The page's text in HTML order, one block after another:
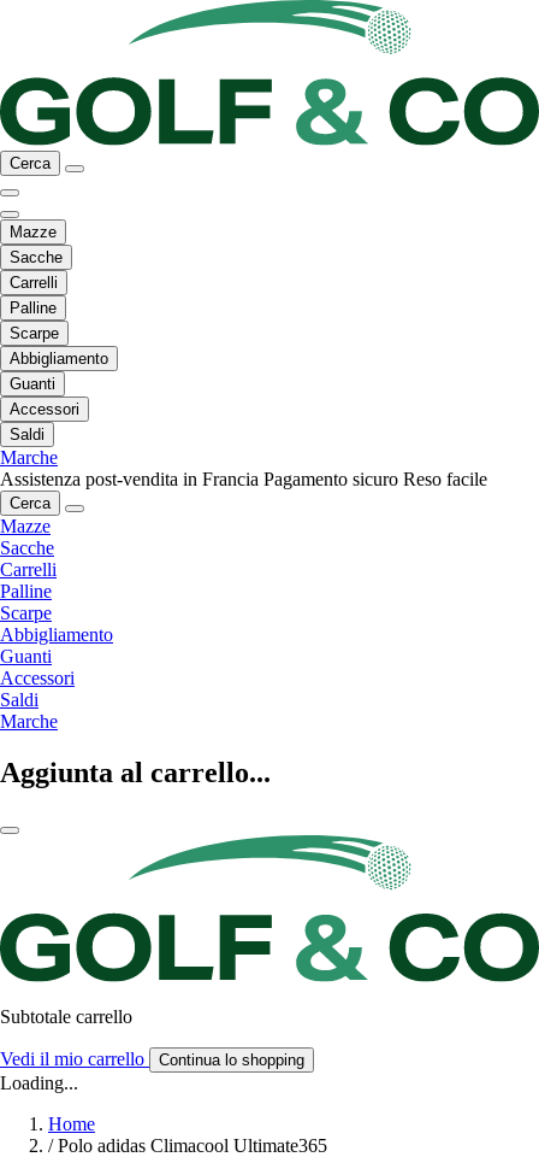
Cerca
Mazze
Sacche
Carrelli
Palline
Scarpe
Abbigliamento
Guanti
Accessori
Saldi
Marche
Assistenza post-vendita in Francia Pagamento sicuro Reso facile
Cerca
Mazze
Sacche
Carrelli
Palline
Scarpe
Abbigliamento
Guanti
Accessori
Saldi
Marche
Aggiunta al carrello...
Subtotale carrello
Vedi il mio carrello Continua lo shopping
Loading...
Home
/ Polo adidas Climacool Ultimate365